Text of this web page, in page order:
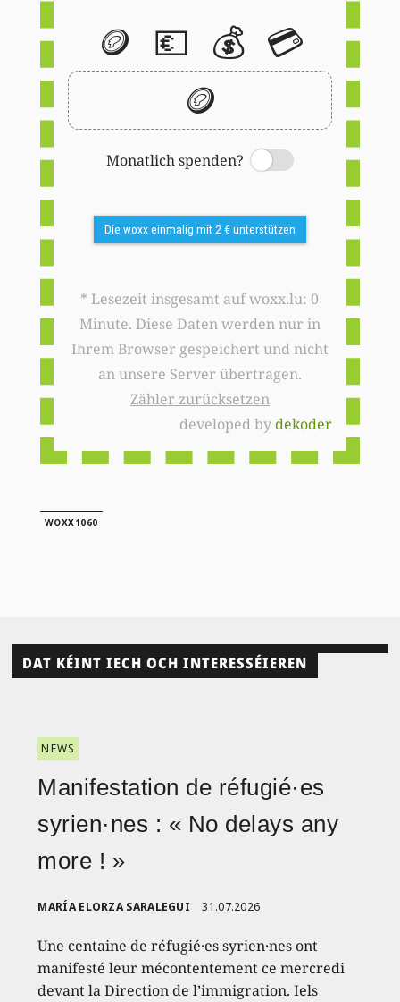
🪙 💶 💰 💳
🪙
Monatlich spenden?
Switch
Die woxx einmalig mit 2 € unterstützen
* Lesezeit insgesamt auf woxx.lu: 0
Minute. Diese Daten werden nur in
Ihrem Browser gespeichert und nicht
an unsere Server übertragen.
Zähler zurücksetzen
developed bydekoder
WOXX1060
DAT KÉINT IECH OCH INTERESSÉIEREN
NEWS
Manifestation de réfugié·es
syrien·nes : « No delays any
more ! »
MARÍA ELORZA SARALEGUI 31.07.2026
Une centaine de réfugié·es syrien·nes ont
manifesté leur mécontentement ce mercredi
devant la Direction de l’immigration. Iels